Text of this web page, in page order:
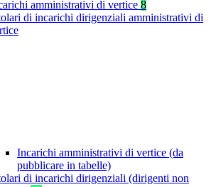
amministrativi di vertice 8
di incarichi dirigenziali amministrativi di
Incarichi amministrativi di vertice (da
pubblicare in tabelle)
di incarichi dirigenziali (dirigenti non